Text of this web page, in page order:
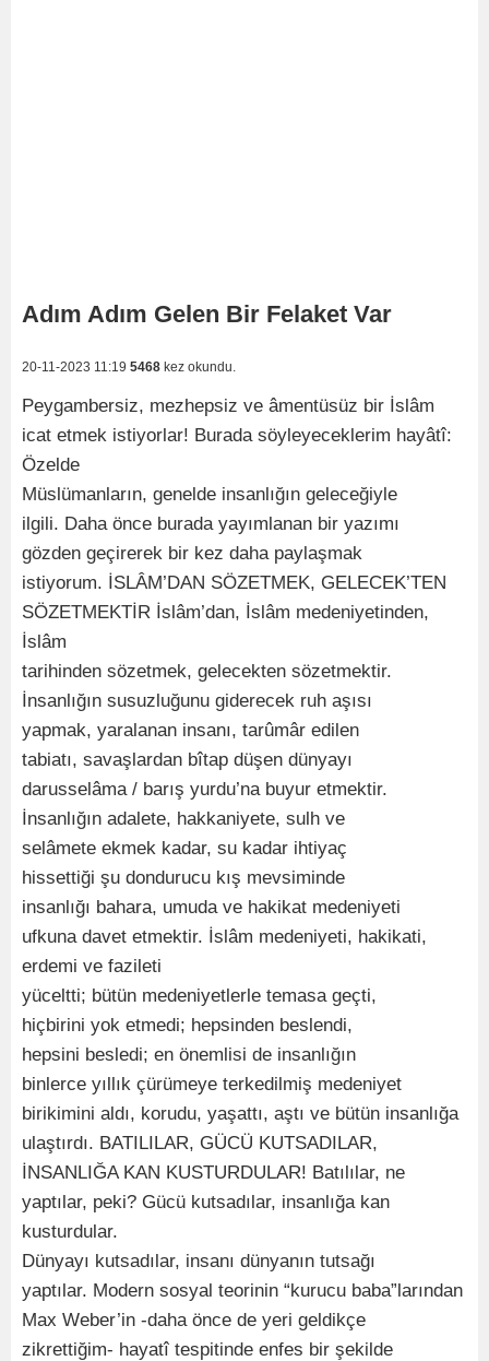
Adım Adım Gelen Bir Felaket Var
20-11-2023 11:19 5468 kez okundu.
Peygambersiz, mezhepsiz ve âmentüsüz bir İslâm
icat etmek istiyorlar! Burada söyleyeceklerim hayâtî:
Özelde
Müslümanların, genelde insanlığın geleceğiyle
ilgili. Daha önce burada yayımlanan bir yazımı
gözden geçirerek bir kez daha paylaşmak
istiyorum. İSLÂM’DAN SÖZETMEK, GELECEK’TEN
SÖZETMEKTİR İslâm’dan, İslâm medeniyetinden,
İslâm
tarihinden sözetmek, gelecekten sözetmektir.
İnsanlığın susuzluğunu giderecek ruh aşısı
yapmak, yaralanan insanı, tarûmâr edilen
tabiatı, savaşlardan bîtap düşen dünyayı
darusselâma / barış yurdu’na buyur etmektir.
İnsanlığın adalete, hakkaniyete, sulh ve
selâmete ekmek kadar, su kadar ihtiyaç
hissettiği şu dondurucu kış mevsiminde
insanlığı bahara, umuda ve hakikat medeniyeti
ufkuna davet etmektir. İslâm medeniyeti, hakikati,
erdemi ve fazileti
yüceltti; bütün medeniyetlerle temasa geçti,
hiçbirini yok etmedi; hepsinden beslendi,
hepsini besledi; en önemlisi de insanlığın
binlerce yıllık çürümeye terkedilmiş medeniyet
birikimini aldı, korudu, yaşattı, aştı ve bütün insanlığa
ulaştırdı. BATILILAR, GÜCÜ KUTSADILAR,
İNSANLIĞA KAN KUSTURDULAR! Batılılar, ne
yaptılar, peki? Gücü kutsadılar, insanlığa kan
kusturdular.
Dünyayı kutsadılar, insanı dünyanın tutsağı
yaptılar. Modern sosyal teorinin “kurucu baba”larından
Max Weber’in -daha önce de yeri geldikçe
zikrettiğim- hayatî tespitinde enfes bir şekilde